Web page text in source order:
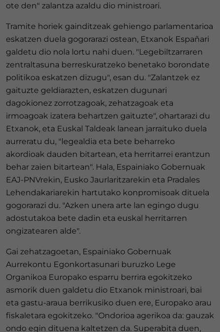
ote den" zalantza azaldu dio ministroari.
Tramite horiek gainditzeak gehiengo parlamentarioa
eskatzen duela gogorarazi ostean, Etxanok Españari
galdetu dio nola lortu nahi duen. "Legebiltzarraren
zentraltasuna berreskuratzeko benetako borondate
politikoa eskatzen dizugu", esan du. "Zalantzek ez
gaituzte geldiarazten, eskatzen dugunari
dagokionez zorrotzagoak, zehatzagoak eta
irmoagoak izatera behartzen gaituzte", ohartarazi du
Etxanok, eta Euskal Taldeak lanean jarraituko duela
aurreratu du, "legealdia eta bete beharreko
akordioak dauden bitartean, eta herritarrei erantzun
behar zaien bitartean". Hala, Espainiako Gobernuak
EAJ-PNVrekin, Eusko Jaurlaritzarekin eta Pradales
Lehendakariarekin hartutako konpromisoak dituela
gogorarazi du. "Azken unera arte lan egingo dugu
adostutakoa bete dadin eta euskal herritarren
ongizatearen alde".
Gai zehatzagoetan, Espainiako Gobernuak
Aurrekontu Egonkortasunari buruzko Lege
Organikoa Europako esparru berrira egokitzeko
asmorik duen galdetu dio Etxanok ministroari, bai
eta gastu-araua berrikusiko duen ere, Europako arau
fiskaletara egokitzeko. "Ondorioa agerikoa da: gauzak
ondo egin dituena kaltetzen da. Superabita duen,